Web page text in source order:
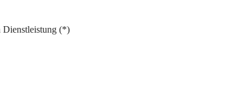
Dienstleistung (*)